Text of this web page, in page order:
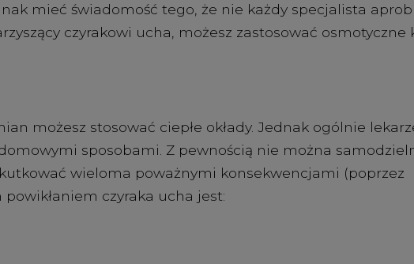
mieć świadomość tego, że nie każdy specjalista
czyrakowi ucha, możesz zastosować osmotyczne
możesz stosować ciepłe okłady. Jednak ogólnie
sposobami. Z pewnością nie można
wieloma poważnymi konsekwencjami (poprzez
czyraka ucha jest: